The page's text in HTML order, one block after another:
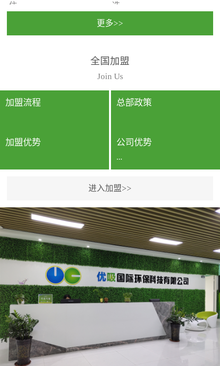
住...
动，人类长时间停留的室
内空间都有整体消毒的需
要。因为空间内人流携带
的、空气...
选...
行国家规定的标准检测方
法，空气采样量准确，检
测结果可靠，远胜于其他
检测...
更多>>
全国加盟
Join Us
加盟流程 总部政策
加盟优势 公司优势
...
专利保护优势、双甲资质
企业（“室内环境净化治理
甲级施工资质”“室内环境
污染治理资质等级证
书”）、拥有多名高级《环
境工程高级工程师》室内
空气治理资格认证的治理
人员、掌握室内空气净化
治理实用技术和五项专利
技术、八项计算机软件著
作权登记证书等。研发实
进入加盟>>